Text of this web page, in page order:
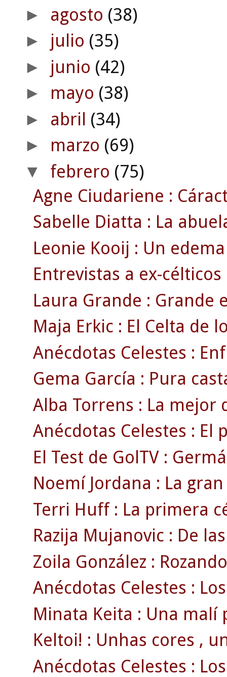
► agosto (38)
► julio (35)
► junio (42)
► mayo (38)
► abril (34)
► marzo (69)
▼ febrero (75)
Agne Ciudariene :
Sabelle Diatta : La
Leonie Kooij : Un
Entrevistas a ex-
Laura Grande : Grande
Maja Erkic : El Celta de
Anécdotas Celestes :
Gema García : Pura
Alba Torrens : La mejor
Anécdotas Celestes : El
El Test de GolTV :
Noemí Jordana : La
Terri Huff : La primera
Razija Mujanovic : De
Zoila González :
Anécdotas Celestes :
Minata Keita : Una malí
Keltoi! : Unhas cores ,
Anécdotas Celestes :